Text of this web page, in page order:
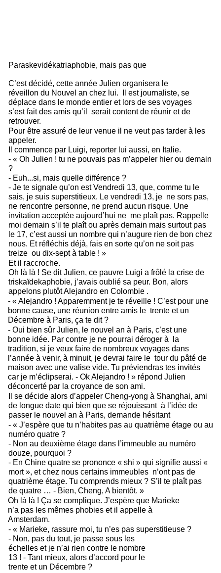
Paraskevidékatriaphobie, mais pas que
C’est décidé, cette année Julien organisera le
réveillon du Nouvel an chez lui.  Il est journaliste, se
déplace dans le monde entier et lors de ses voyages
s’est fait des amis qu’il  serait content de réunir et de
retrouver.
Pour être assuré de leur venue il ne veut pas tarder à les
appeler.
Il commence par Luigi, reporter lui aussi, en Italie.
- « Oh Julien ! tu ne pouvais pas m’appeler hier ou demain
?
- Euh...si, mais quelle différence ?
- Je te signale qu’on est Vendredi 13, que, comme tu le
sais, je suis superstitieux. Le vendredi 13, je  ne sors pas,
ne rencontre personne, ne prend aucun risque. Une
invitation acceptée aujourd’hui ne  me plaît pas. Rappelle
moi demain s’il te plaît ou après demain mais surtout pas
le 17, c’est aussi un nombre qui n’augure rien de bon chez
nous. Et réfléchis déjà, fais en sorte qu’on ne soit pas
treize  ou dix-sept à table ! »
Et il raccroche.
Oh là là ! Se dit Julien, ce pauvre Luigi a frôlé la crise de
triskaïdekaphobie, j’avais oublié sa peur. Bon, alors
appelons plutôt Alejandro en Colombie .
- « Alejandro ! Apparemment je te réveille ! C’est pour une
bonne cause, une réunion entre amis le  trente et un
Décembre à Paris, ça te dit ?
- Oui bien sûr Julien, le nouvel an à Paris, c’est une
bonne idée. Par contre je ne pourrai déroger à  la
tradition, si je veux faire de nombreux voyages dans
l’année à venir, à minuit, je devrai faire le  tour du pâté de
maison avec une valise vide. Tu préviendras tes invités
car je m’éclipserai. - Ok Alejandro ! » répond Julien
déconcerté par la croyance de son ami.
Il se décide alors d’appeler Cheng-yong à Shanghai, ami
de longue date qui bien que se réjouissant  à l’idée de
passer le nouvel an à Paris, demande hésitant
- « J’espère que tu n’habites pas au quatrième étage ou au
numéro quatre ?
- Non au deuxième étage dans l’immeuble au numéro
douze, pourquoi ?
- En Chine quatre se prononce « shi » qui signifie aussi «
mort », et chez nous certains immeubles  n’ont pas de
quatrième étage. Tu comprends mieux ? S’il te plaît pas
de quatre … - Bien, Cheng, A bientôt. »
Oh là là ! Ça se complique. J’espère que Marieke
n’a pas les mêmes phobies et il appelle à
Amsterdam.
- « Marieke, rassure moi, tu n’es pas superstitieuse ?
- Non, pas du tout, je passe sous les
échelles et je n’ai rien contre le nombre
13 ! - Tant mieux, alors d’accord pour le
trente et un Décembre ?